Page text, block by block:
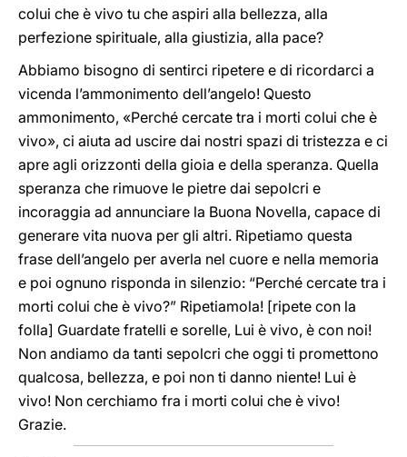
colui che è vivo tu che aspiri alla bellezza, alla
perfezione spirituale, alla giustizia, alla pace?
Abbiamo bisogno di sentirci ripetere e di ricordarci a
vicenda l’ammonimento dell’angelo! Questo
ammonimento, «Perché cercate tra i morti colui che è
vivo», ci aiuta ad uscire dai nostri spazi di tristezza e ci
apre agli orizzonti della gioia e della speranza. Quella
speranza che rimuove le pietre dai sepolcri e
incoraggia ad annunciare la Buona Novella, capace di
generare vita nuova per gli altri. Ripetiamo questa
frase dell’angelo per averla nel cuore e nella memoria
e poi ognuno risponda in silenzio: “Perché cercate tra i
morti colui che è vivo?” Ripetiamola! [ripete con la
folla] Guardate fratelli e sorelle, Lui è vivo, è con noi!
Non andiamo da tanti sepolcri che oggi ti promettono
qualcosa, bellezza, e poi non ti danno niente! Lui è
vivo! Non cerchiamo fra i morti colui che è vivo!
Grazie.